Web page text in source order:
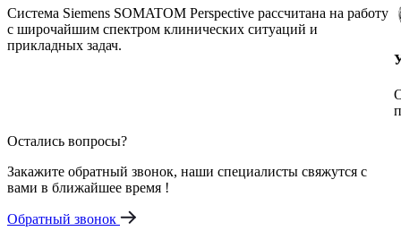
Система Siemens SOMATOM Perspective рассчитана на работу
с широчайшим спектром клинических ситуаций и
прикладных задач.
Остались вопросы?
Закажите обратный звонок, наши специалисты свяжутся с
вами в ближайшее время !
Обратный звонок